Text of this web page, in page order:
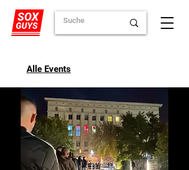
Alle Events